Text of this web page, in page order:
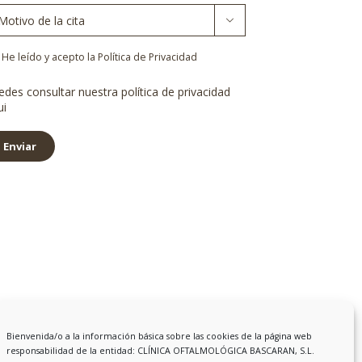
Bienvenida/o a la información básica sobre las cookies de la página web
responsabilidad de la entidad: CLÍNICA OFTALMOLÓGICA BASCARAN, S.L.

*
He leído y acepto la Política de Privacidad
consultar nuestra política de privacidad
Enviar